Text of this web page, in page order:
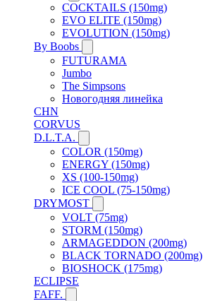
COCKTAILS (150mg)
EVO ELITE (150mg)
EVOLUTION (150mg)
By Boobs
FUTURAMA
Jumbo
The Simpsons
Новогодняя линейка
CHN
CORVUS
D.L.T.A.
COLOR (150mg)
ENERGY (150mg)
XS (100-150mg)
ICE COOL (75-150mg)
DRYMOST
VOLT (75mg)
STORM (150mg)
ARMAGEDDON (200mg)
BLACK TORNADO (200mg)
BIOSHOCK (175mg)
ECLIPSE
FAFF.